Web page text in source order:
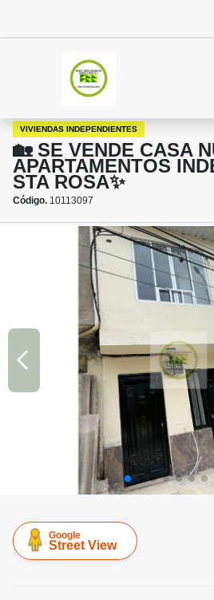
VIVIENDAS INDEPENDIENTES
🏡 SE VENDE CASA
APARTAMENTOS
STA ROSA✨
Código. 10113097
Google
Street View